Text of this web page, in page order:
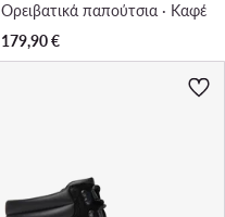
Ορειβατικά παπούτσια · Καφέ
179,90€